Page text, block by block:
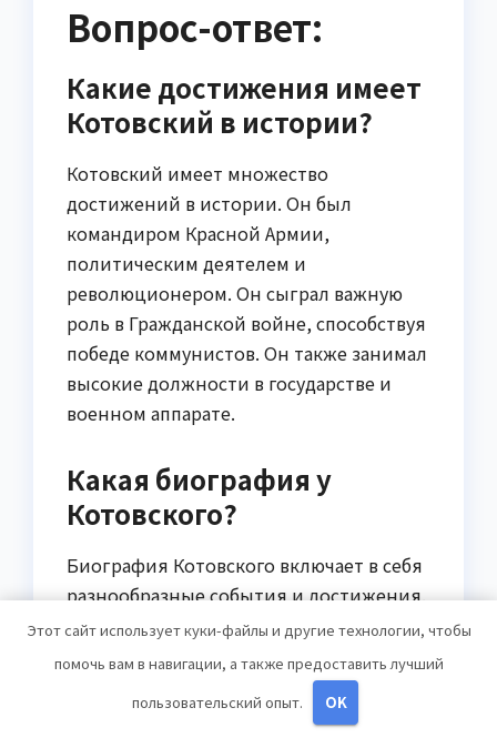
Вопрос-ответ:
Какие достижения имеет
Котовский в истории?
Котовский имеет множество
достижений в истории. Он был
командиром Красной Армии,
политическим деятелем и
революционером. Он сыграл важную
роль в Гражданской войне, способствуя
победе коммунистов. Он также занимал
высокие должности в государстве и
военном аппарате.
Какая биография у
Котовского?
Биография Котовского включает в себя
разнообразные события и достижения.
Он родился в рабочей семье в Украине,
в юности присоединился к
большевистскому движению. В 1918
году он стал командиром Красной
Этот сайт использует куки-файлы и другие технологии, чтобы
помочь вам в навигации, а также предоставить лучший
пользовательский опыт.
OK